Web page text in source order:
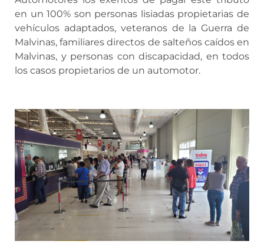
en un 100% son personas lisiadas propietarias de
vehículos adaptados, veteranos de la Guerra de
Malvinas, familiares directos de salteños caídos en
Malvinas, y personas con discapacidad, en todos
los casos propietarios de un automotor.